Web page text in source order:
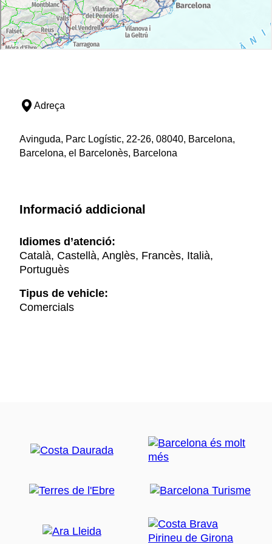
Adreça
Avinguda, Parc Logístic, 22-26, 08040, Barcelona,
Barcelona, el Barcelonès, Barcelona
Informació addicional
Idiomes d’atenció:
Català, Castellà, Anglès, Francès, Italià,
Portuguès
Tipus de vehicle:
Comercials